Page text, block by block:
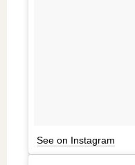
See on Instagram